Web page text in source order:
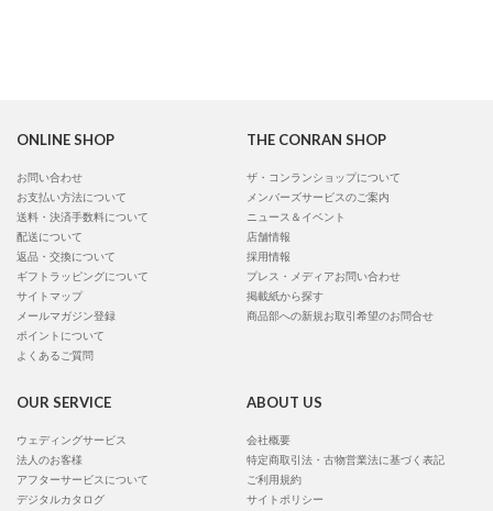
ONLINE SHOP
お問い合わせ
お支払い方法について
送料・決済手数料について
配送について
返品・交換について
ギフトラッピングについて
サイトマップ
メールマガジン登録
ポイントについて
よくあるご質問
THE CONRAN SHOP
ザ・コンランショップについて
メンバーズサービスのご案内
ニュース＆イベント
店舗情報
採用情報
プレス・メディアお問い合わせ
掲載紙から探す
商品部への新規お取引希望のお問合せ
OUR SERVICE
ウェディングサービス
法人のお客様
アフターサービスについて
デジタルカタログ
ABOUT US
会社概要
特定商取引法・古物営業法に基づく表記
ご利用規約
サイトポリシー